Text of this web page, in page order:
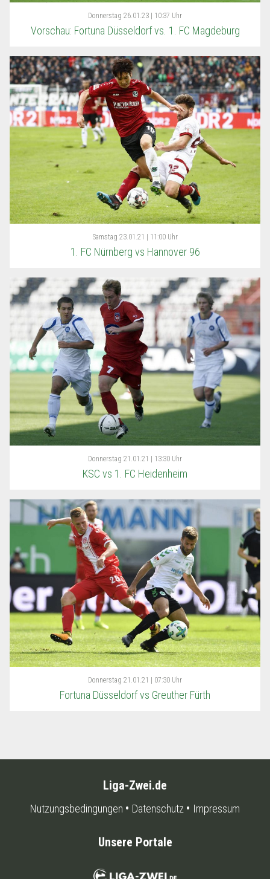
Donnerstag 26.01.23 | 10:37 Uhr
Vorschau: Fortuna Düsseldorf vs. 1. FC Magdeburg
Samstag 23.01.21 | 11:00 Uhr
1. FC Nürnberg vs Hannover 96
Donnerstag 21.01.21 | 13:30 Uhr
KSC vs 1. FC Heidenheim
Donnerstag 21.01.21 | 07:30 Uhr
Fortuna Düsseldorf vs Greuther Fürth
Liga-Zwei.de
Nutzungsbedingungen Datenschutz Impressum
Unsere Portale